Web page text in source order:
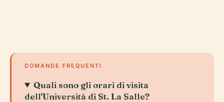
DOMANDE FREQUENTI
Quali sono gli orari di visita
dell'Università di St. La Salle?